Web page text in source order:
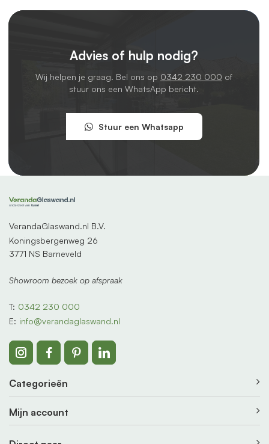
Advies of hulp nodig?
Wij helpen je graag. Bel ons op 0342 230 000 of
stuur ons een WhatsApp bericht.
Stuur een Whatsapp
VerandaGlaswand.nl B.V.
Koningsbergenweg 26
3771 NS Barneveld
Showroom bezoek op afspraak
T: 0342 230 000
E: info@verandaglaswand.nl
Categorieën
Mijn account